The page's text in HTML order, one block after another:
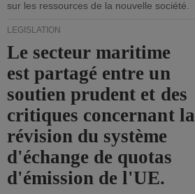
sur les ressources de la nouvelle société.
LÉGISLATION
Le secteur maritime
est partagé entre un
soutien prudent et des
critiques concernant la
révision du système
d'échange de quotas
d'émission de l'UE.